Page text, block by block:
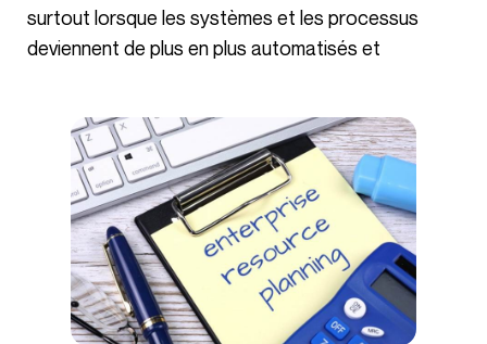
surtout lorsque les systèmes et les processus
deviennent de plus en plus automatisés et